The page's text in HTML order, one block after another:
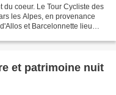
coeur. Le Tour Cycliste des
les Alpes, en provenance
et Barcelonnette lieu